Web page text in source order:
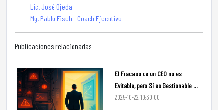
Lic. José Ojeda
Mg. Pablo Fisch - Coach Ejecutivo
Publicaciones relacionadas
El Fracaso de un CEO no es
Evitable, pero Sí es Gestionable ...
2025-10-22 10:30:00